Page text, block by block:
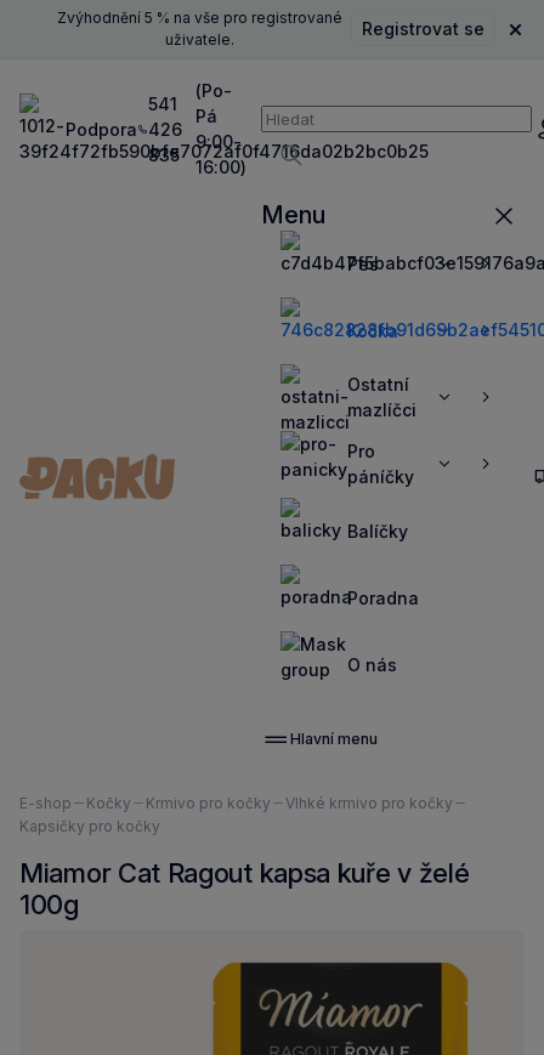
Zvýhodnění 5 % na vše pro registrované
uživatele.
Registrovat se
Podpora
541
426
835
(Po-
Pá
9:00-
16:00)
Vyhledávání
Vyhledávat
Menu
Pes
ZobrazitZobrazit
Kočka
ZobrazitZobrazit
Ostatní
mazlíčci
ZobrazitZobrazit
Pro
páníčky
ZobrazitZobrazit
Balíčky
Poradna
O nás
Hlavní menu
Nacházíte
se
E-shop Kočky Krmivo pro kočky
Vlhké krmivo pro kočky
Kapsičky pro kočky
Miamor Cat Ragout kapsa kuře v želé
100g